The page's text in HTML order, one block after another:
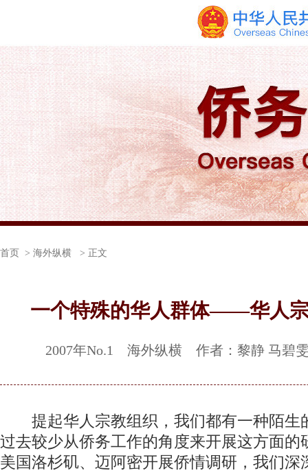
首页 > 海外纵横 > 正文
一个特殊的华人群体——华人
2007年No.1 海外纵横 作者：黎静 马碧
提起华人宗教组织，我们都有一种陌生
过去较少从侨务工作的角度来开展这方面的
美国洛杉矶、迈阿密开展侨情调研，我们深